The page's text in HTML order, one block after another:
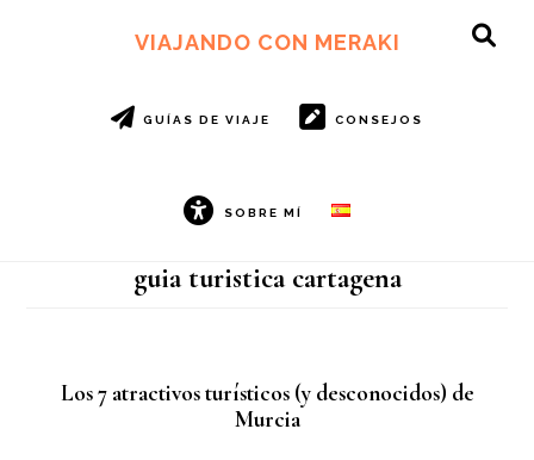
VIAJANDO CON MERAKI
GUÍAS DE VIAJE CONSEJOS
SOBRE MÍ
guia turistica cartagena
Los 7 atractivos turísticos (y desconocidos) de
Murcia